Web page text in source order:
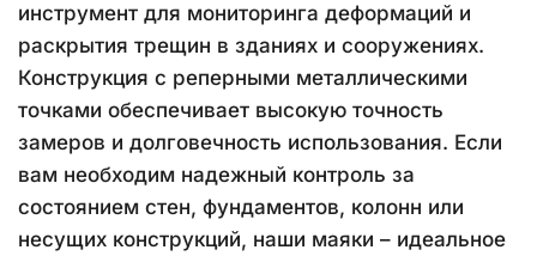
инструмент для мониторинга деформаций и
раскрытия трещин в зданиях и сооружениях.
Конструкция с реперными металлическими
точками обеспечивает высокую точность
замеров и долговечность использования. Если
вам необходим надежный контроль за
состоянием стен, фундаментов, колонн или
несущих конструкций, наши маяки – идеальное